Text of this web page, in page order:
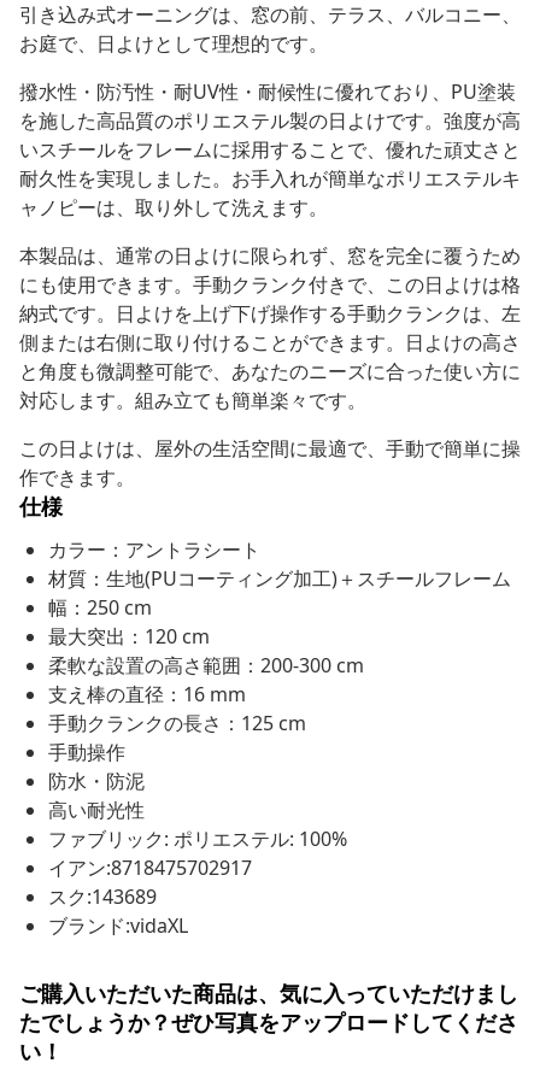
引き込み式オーニングは、窓の前、テラス、バルコニー、
お庭で、日よけとして理想的です。
撥水性・防汚性・耐UV性・耐候性に優れており、PU塗装
を施した高品質のポリエステル製の日よけです。強度が高
いスチールをフレームに採用することで、優れた頑丈さと
耐久性を実現しました。お手入れが簡単なポリエステルキ
ャノピーは、取り外して洗えます。
本製品は、通常の日よけに限られず、窓を完全に覆うため
にも使用できます。手動クランク付きで、この日よけは格
納式です。日よけを上げ下げ操作する手動クランクは、左
側または右側に取り付けることができます。日よけの高さ
と角度も微調整可能で、あなたのニーズに合った使い方に
対応します。組み立ても簡単楽々です。
この日よけは、屋外の生活空間に最適で、手動で簡単に操
作できます。
仕様
カラー：アントラシート
材質：生地(PUコーティング加工)＋スチールフレーム
幅：250 cm
最大突出：120 cm
柔軟な設置の高さ範囲：200-300 cm
支え棒の直径：16 mm
手動クランクの長さ：125 cm
手動操作
防水・防泥
高い耐光性
ファブリック: ポリエステル: 100%
イアン:8718475702917
スク:143689
ブランド:vidaXL
ご購入いただいた商品は、気に入っていただけまし
たでしょうか？ぜひ写真をアップロードしてくださ
い！